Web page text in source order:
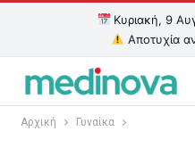
Κυριακή, 9
Αποτυχία
Αρχική Γυναίκα